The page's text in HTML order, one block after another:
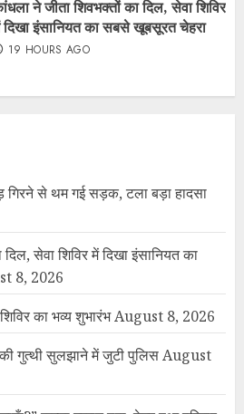
ने जीता शिवभक्तों का दिल, सेवा शिविर
दिखा इंसानियत का सबसे खूबसूरत चेहरा
19 HOURS AGO
गिरने से थम गई सड़क, टला बड़ा हादसा
सेवा शिविर में दिखा इंसानियत का
8, 2026
का भव्य शुभारंभAugust 8, 2026
की गुत्थी सुलझाने में जुटी पुलिसAugust